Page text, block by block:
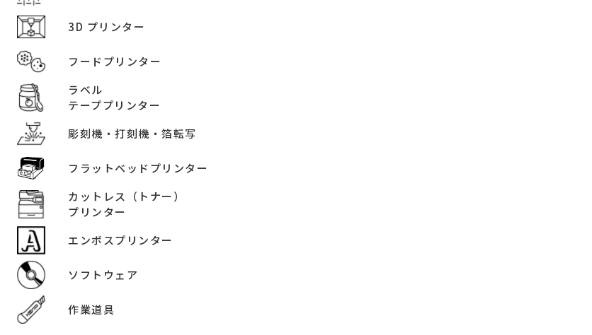
3D プリンター
フードプリンター
ラベル
テーププリンター
彫刻機・打刻機・箔転写
フラットベッドプリンター
カットレス（トナー）
プリンター
エンボスプリンター
ソフトウェア
作業道具